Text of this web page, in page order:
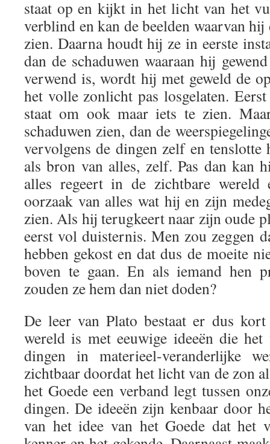
staat op en kijkt in het licht van het
verblind en kan de beelden waarvan hij
zien. Daarna houdt hij ze in eerste
dan de schaduwen waaraan hij
verwend is, wordt hij met geweld de
het volle zonlicht pas losgelaten.
staat om ook maar iets te zien.
schaduwen zien, dan de
vervolgens de dingen zelf en
als bron van alles, zelf. Pas dan kan
alles regeert in de zichtbare wereld
oorzaak van alles wat hij en zijn
zien. Als hij terugkeert naar zijn oude
eerst vol duisternis. Men zou zeggen
hebben gekost en dat dus de moeite
boven te gaan. En als iemand hen
zouden ze hem dan niet doden?
De leer van Plato bestaat er dus
wereld is met eeuwige ideeën die
dingen in materieel-veranderlijke
zichtbaar doordat het licht van de zon
het Goede een verband legt tussen
dingen. De ideeën zijn kenbaar door
van het idee van het Goede dat het